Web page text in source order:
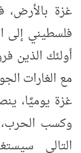
غزة بالأرض،
فلسطيني إلى
أولئك الذين
مع الغارات
غزة يوميًا،
وكسب
التالي